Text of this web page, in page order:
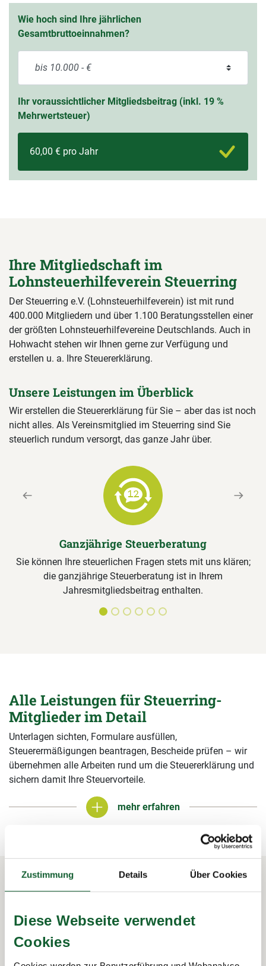
Zustimmung Details Über Cookies
Diese Webseite verwendet
Cookies
Wie hoch sind Ihre jährlichen
Gesamtbruttoeinnahmen?
Ihr voraussichtlicher Mitgliedsbeitrag (inkl. 19 %
Mehrwertsteuer)
60,00 € pro Jahr
Ihre Mitgliedschaft im
Lohnsteuerhilfeverein Steuerring
Der Steuerring e.V. (Lohnsteuerhilfeverein) ist mit rund
400.000 Mitgliedern und über 1.100 Beratungsstellen einer
der größten Lohnsteuerhilfevereine Deutschlands. Auch in
Hohwacht stehen wir Ihnen gerne zur Verfügung und
erstellen u. a. Ihre Steuererklärung.
Unsere Leistungen im Überblick
Wir erstellen die Steuererklärung für Sie – aber das ist noch
nicht alles. Als Vereinsmitglied im Steuerring sind Sie
steuerlich rundum versorgt, das ganze Jahr über.
Ganzjährige Steuerberatung
Sie können Ihre steuerlichen Fragen stets mit uns klären;
die ganzjährige Steuerberatung ist in Ihrem
Jahresmitgliedsbeitrag enthalten.
Previous Next
Alle Leistungen für Steuerring-
Mitglieder im Detail
Unterlagen sichten, Formulare ausfüllen,
Steuerermäßigungen beantragen, Bescheide prüfen – wir
übernehmen alle Arbeiten rund um die Steuererklärung und
sichern damit Ihre Steuervorteile.
mehr erfahren
mehr erfahren
So funktioniert's: